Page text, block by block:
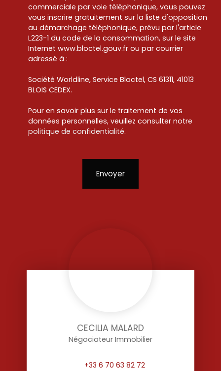
commerciale par voie téléphonique, vous pouvez
vous inscrire gratuitement sur la liste d'opposition
au démarchage téléphonique, prévu par l'article
L223-1 du code de la consommation, sur le site
Internet www.bloctel.gouv.fr ou par courrier
adressé à :
Société Worldline, Service Bloctel, CS 61311, 41013
BLOIS CEDEX.
Pour en savoir plus sur le traitement de vos
données personnelles, veuillez consulter notre
politique de confidentialité.
Envoyer
CECILIA MALARD
Négociateur Immobilier
+33 6 70 63 82 72